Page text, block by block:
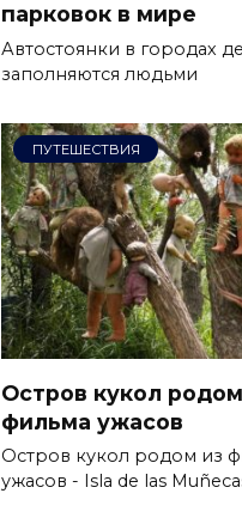
парковок в мире
Автостоянки в городах
заполняются людьми
ПУТЕШЕСТВИЯ
Остров кукол
фильма ужасов
Остров кукол родом из
ужасов - Isla de las